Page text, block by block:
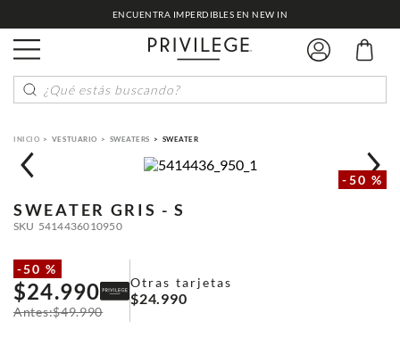
ENCUENTRA IMPERDIBLES EN NEW IN
¿Qué estás buscando?
VESTUARIO SWEATERS SWEATER
-50 %
SWEATER GRIS - S
SKU 5414436010950
-50 %
$24.990
$49.990
Otras tarjetas
$24.990